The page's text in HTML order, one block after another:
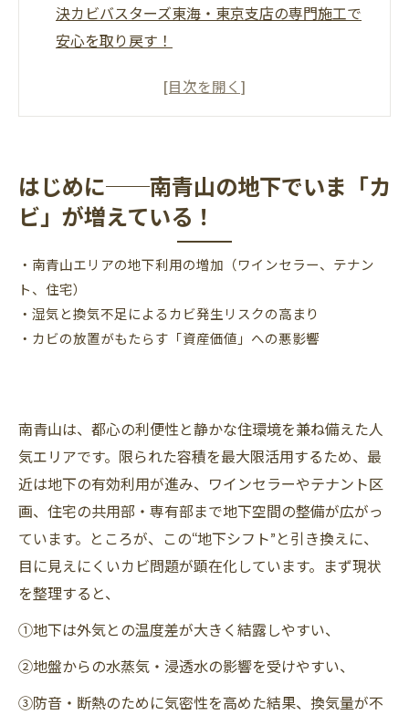
決カビバスターズ東海・東京支店の専門施工で
安心を取り戻す！
カビを放置するとどうなる？
カビ発生の“サイン”を見逃さない！
まずは現地調査がカギ！東海・東京支店の無料
診断
MIST工法®で根本除去地下特有のカビをしっか
り撃退
がカギ！
はじめに──南青山の地下でいま「カ
ビ」が増えている！
・南青山エリアの地下利用の増加（ワインセラー、テナン
ト、住宅）
・湿気と換気不足によるカビ発生リスクの高まり
・カビの放置がもたらす「資産価値」への悪影響
南青山は、都心の利便性と静かな住環境を兼ね備えた人
気エリアです。限られた容積を最大限活用するため、最
近は地下の有効利用が進み、ワインセラーやテナント区
画、住宅の共用部・専有部まで地下空間の整備が広がっ
ています。ところが、この“地下シフト”と引き換えに、
目に見えにくいカビ問題が顕在化しています。まず現状
を整理すると、
①地下は外気との温度差が大きく結露しやすい、
②地盤からの水蒸気・浸透水の影響を受けやすい、
③防音・断熱のために気密性を高めた結果、換気量が不